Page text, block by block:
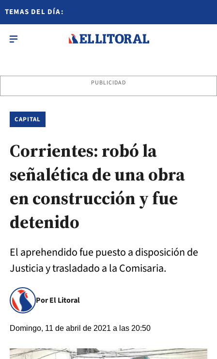
TEMAS DEL DÍA:
PUBLICIDAD
CAPITAL
Corrientes: robó la
señalética de una obra
en construcción y fue
detenido
El aprehendido fue puesto a disposición de
Justicia y trasladado a la Comisaria.
Por El Litoral
Domingo, 11 de abril de 2021 a las 20:50